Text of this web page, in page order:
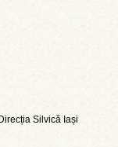
Silvică Iași